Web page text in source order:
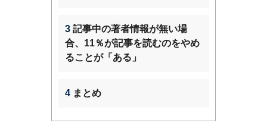
3 記事中の著者情報が無い場
合、11％が記事を読むのをやめ
ることが「ある」
4 まとめ